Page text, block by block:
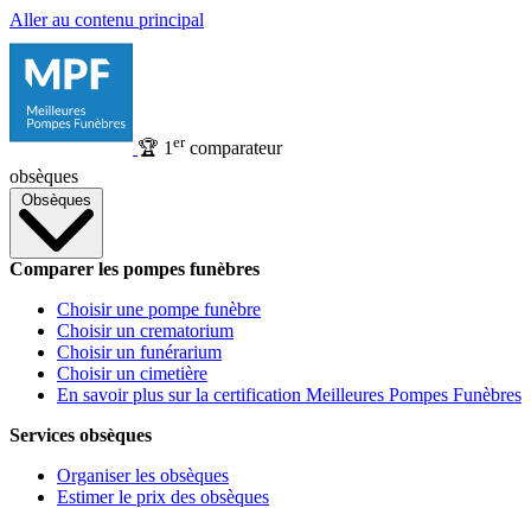
Aller au contenu principal
🏆 1 ercomparateur
obsèques
Obsèques
Comparer les pompes funèbres
Choisir une pompe funèbre
Choisir un crematorium
Choisir un funérarium
Choisir un cimetière
En savoir plus sur la certification Meilleures Pompes Funèbres
Services obsèques
Organiser les obsèques
Estimer le prix des obsèques